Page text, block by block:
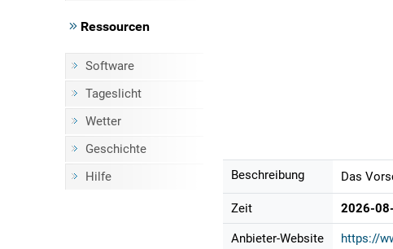
Ressourcen
Software
Tageslicht
Wetter
Geschichte
Hilfe
Beschreibung Das
Zeit 2026-
Anbieter-Website https://